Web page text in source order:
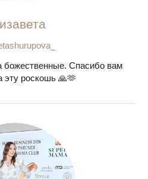
божественные. Спасибо вам
эту роскошь 🙏🫶